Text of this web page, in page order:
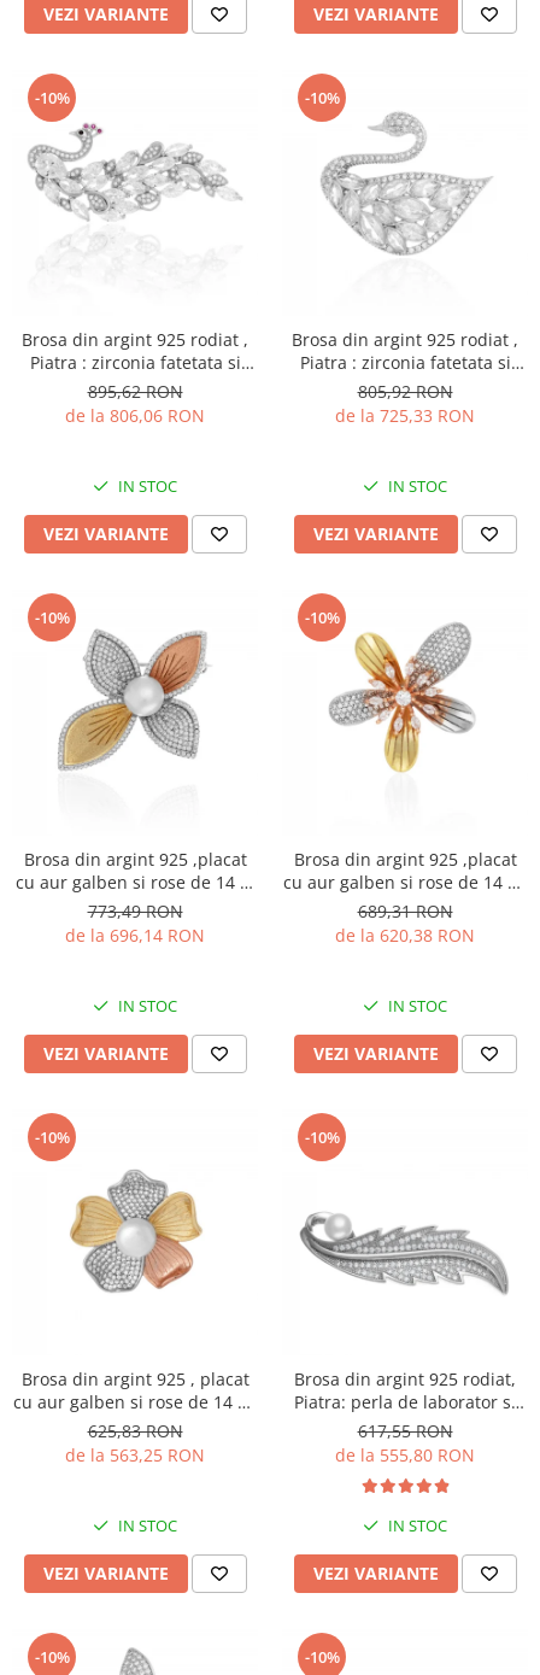
VEZI VARIANTE VEZI VARIANTE
-10%
Brosa din argint 925 rodiat ,
Piatra : zirconia fatetata si
cubic zirconia , Culoare :
transparent , roz si verde,
895,62 RON
de la 806,06 RON
IN STOC
VEZI VARIANTE
-10%
Brosa din argint 925 rodiat ,
Piatra : zirconia fatetata si
cubic zirconia , Culoare: alb si
transparent ,
805,92 RON
de la 725,33 RON
IN STOC
VEZI VARIANTE
-10%
Brosa din argint 925 ,placat
cu aur galben si rose de 14 kt
, Piatra : perla de laborator si
cubic zirconia ,Culoare : alb si
transparent
773,49 RON
de la 696,14 RON
IN STOC
VEZI VARIANTE
-10%
Brosa din argint 925 ,placat
cu aur galben si rose de 14 kt,
Piatra: zirconia fatetata si
cubic zirconia , Culoare :
transparenta , Culoare:
689,31 RON
de la 620,38 RON
IN STOC
VEZI VARIANTE
-10%
Brosa din argint 925 , placat
cu aur galben si rose de 14 kt,
Piatra: perla de laborator
,cubic zirconia, Culoare: alb,
transparent , Sonis Silver
625,83 RON
de la 563,25 RON
IN STOC
VEZI VARIANTE
-10%
Brosa din argint 925 rodiat,
Piatra: perla de laborator si
cubic zirconia, Culoare:
transparent si alb,Sonis Silver
617,55 RON
de la 555,80 RON
IN STOC
VEZI VARIANTE
-10% -10%